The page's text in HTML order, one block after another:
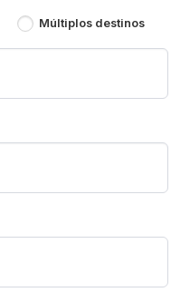
Múltiplos destinos